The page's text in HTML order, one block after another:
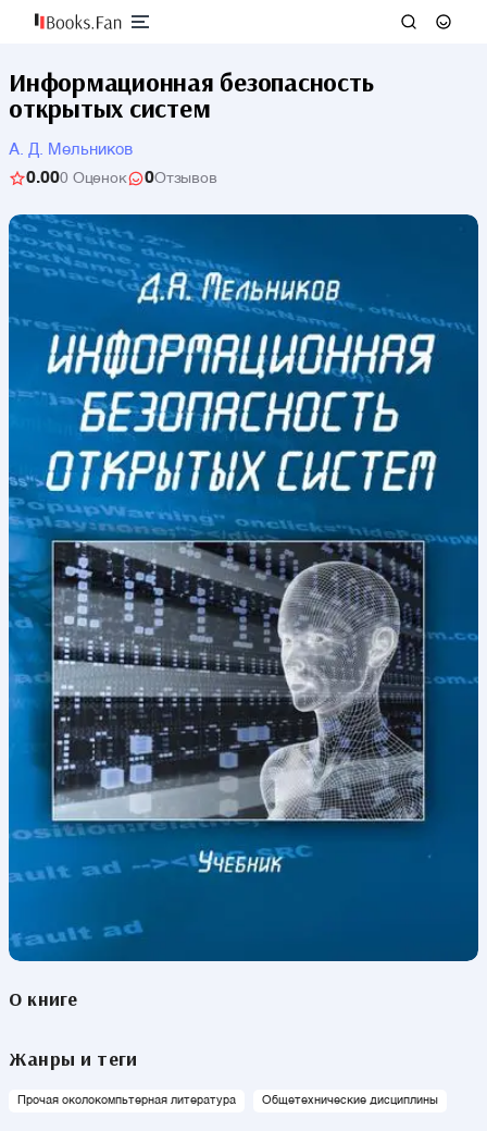
Информационная безопасность
открытых систем
А. Д. Мельников
0.000 Оценок 0Отзывов
О книге
Жанры и теги
Прочая околокомпьтерная литература Общетехнические дисциплины